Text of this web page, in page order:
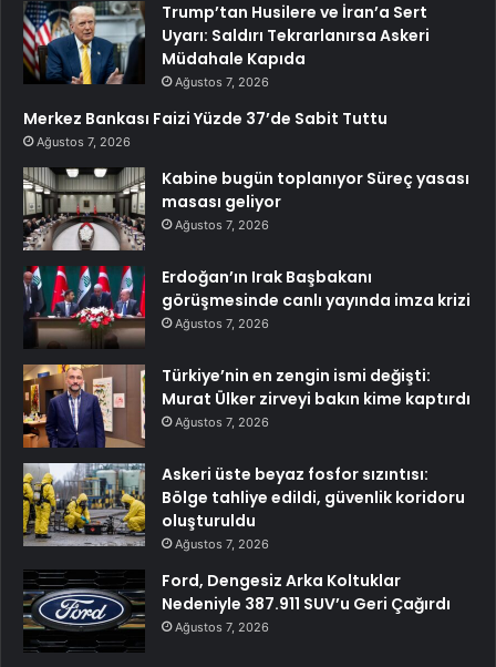
Trump’tan Husilere ve İran’a Sert
Uyarı: Saldırı Tekrarlanırsa Askeri
Müdahale Kapıda
Ağustos 7, 2026
Merkez Bankası Faizi Yüzde 37’de Sabit Tuttu
Ağustos 7, 2026
Kabine bugün toplanıyor Süreç yasası
masası geliyor
Ağustos 7, 2026
Erdoğan’ın Irak Başbakanı
görüşmesinde canlı yayında imza krizi
Ağustos 7, 2026
Türkiye’nin en zengin ismi değişti:
Murat Ülker zirveyi bakın kime kaptırdı
Ağustos 7, 2026
Askeri üste beyaz fosfor sızıntısı:
Bölge tahliye edildi, güvenlik koridoru
oluşturuldu
Ağustos 7, 2026
Ford, Dengesiz Arka Koltuklar
Nedeniyle 387.911 SUV’u Geri Çağırdı
Ağustos 7, 2026